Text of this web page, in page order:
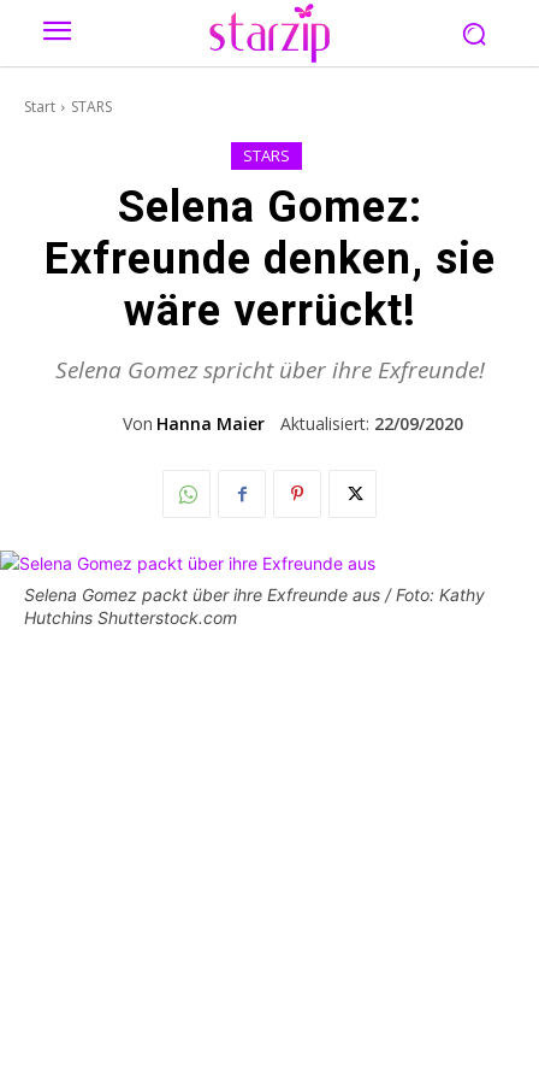
Start STARS
STARS
Selena Gomez:
Exfreunde denken, sie
wäre verrückt!
Selena Gomez spricht über ihre Exfreunde!
Von Hanna Maier Aktualisiert: 22/09/2020
Selena Gomez packt über ihre Exfreunde aus / Foto: Kathy
Hutchins Shutterstock.com